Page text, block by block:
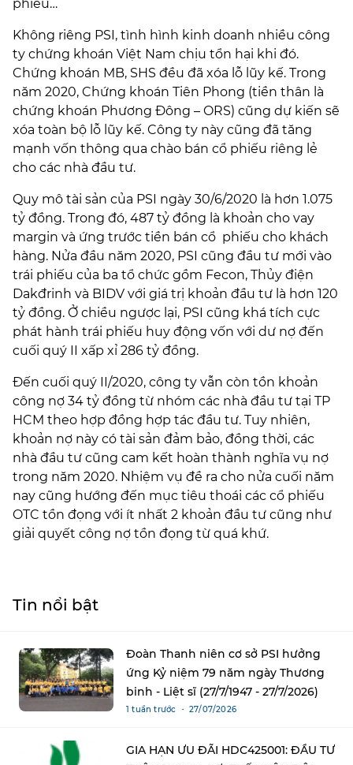
phiếu…
Không riêng PSI, tình hình kinh doanh nhiều công
ty chứng khoán Việt Nam chịu tổn hại khi đó.
Chứng khoán MB, SHS đều đã xóa lỗ lũy kế. Trong
năm 2020, Chứng khoán Tiên Phong (tiền thân là
chứng khoán Phương Đông – ORS) cũng dự kiến sẽ
xóa toàn bộ lỗ lũy kế. Công ty này cũng đã tăng
mạnh vốn thông qua chào bán cổ phiếu riêng lẻ
cho các nhà đầu tư.
Quy mô tài sản của PSI ngày 30/6/2020 là hơn 1.075
tỷ đồng. Trong đó, 487 tỷ đồng là khoản cho vay
margin và ứng trước tiền bán cổ phiếu cho khách
hàng. Nửa đầu năm 2020, PSI cũng đầu tư mới vào
trái phiếu của ba tổ chức gồm Fecon, Thủy điện
Dakđrinh và BIDV với giá trị khoản đầu tư là hơn 120
tỷ đồng. Ở chiều ngược lại, PSI cũng khá tích cực
phát hành trái phiếu huy động vốn với dư nợ đến
cuối quý II xấp xỉ 286 tỷ đồng.
Đến cuối quý II/2020, công ty vẫn còn tồn khoản
công nợ 34 tỷ đồng từ nhóm các nhà đầu tư tại TP
HCM theo hợp đồng hợp tác đầu tư. Tuy nhiên,
khoản nợ này có tài sản đảm bảo, đồng thời, các
nhà đầu tư cũng cam kết hoàn thành nghĩa vụ nợ
trong năm 2020. Nhiệm vụ đề ra cho nửa cuối năm
nay cũng hướng đến mục tiêu thoái các cổ phiếu
OTC tồn đọng với ít nhất 2 khoản đầu tư cũng như
giải quyết công nợ tồn đọng từ quá khứ.
Tin nổi bật
Đoàn Thanh niên cơ sở PSI hưởng
ứng Kỷ niệm 79 năm ngày Thương
binh - Liệt sĩ (27/7/1947 - 27/7/2026)
1 tuần trước ・ 27/07/2026
GIA HẠN ƯU ĐÃI HDC425001: ĐẦU TƯ